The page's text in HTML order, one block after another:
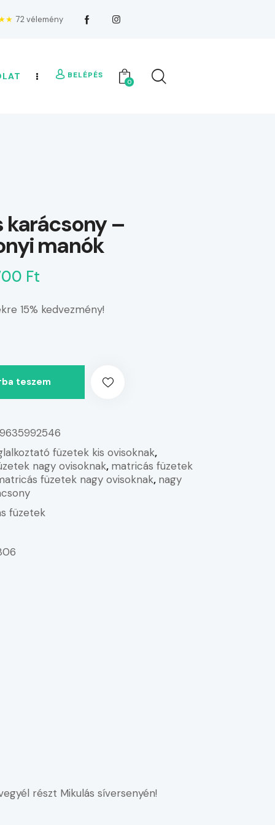
72 vélemény
BELÉPÉS
0
karácsony –
manók
Ft
15% kedvezmény!
teszem
füzetek kis ovisoknak,
nagy ovisoknak, matricás füzetek
füzetek nagy ovisoknak, nagy
füzetek
részt Mikulás síversenyén!